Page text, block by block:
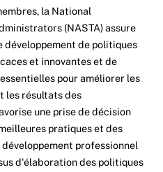
la National
(NASTA) assure
développement de politiques
et innovantes et de
pour améliorer les
les résultats des
une prise de décision
pratiques et des
professionnel
d'élaboration des politiques